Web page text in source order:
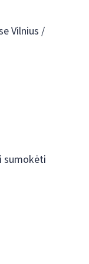
Vilnius /
sumokėti